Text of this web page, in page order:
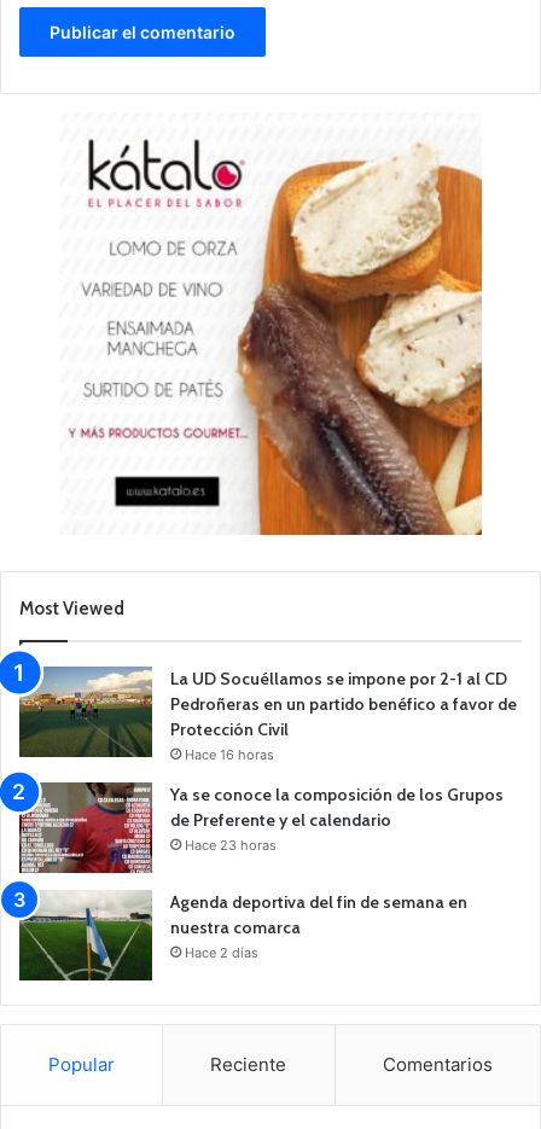
Most Viewed
La UD Socuéllamos se impone por 2-1 al CD
Pedroñeras en un partido benéfico a favor de
Protección Civil
Hace 16 horas
Ya se conoce la composición de los Grupos
de Preferente y el calendario
Hace 23 horas
Agenda deportiva del fin de semana en
nuestra comarca
Hace 2 días
Popular Reciente Comentarios